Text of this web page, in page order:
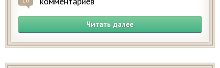
Читать далее